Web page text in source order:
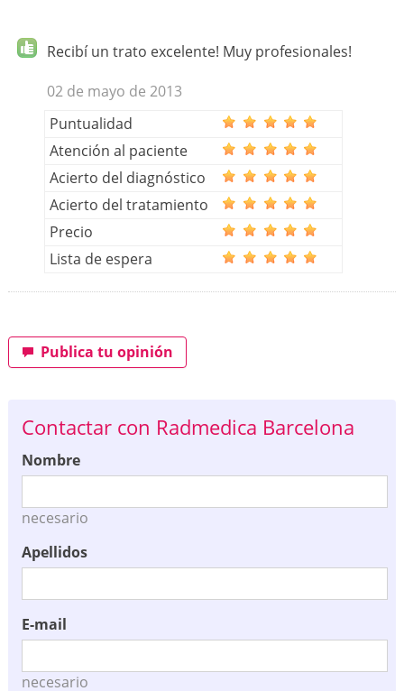
Recibí un trato excelente! Muy profesionales!
02 de mayo de 2013
Puntualidad
Atención al paciente
Acierto del diagnóstico
Acierto del tratamiento
Precio
Lista de espera
Publica tu opinión
Contactar con Radmedica Barcelona
Nombre
necesario
Apellidos
E-mail
necesario